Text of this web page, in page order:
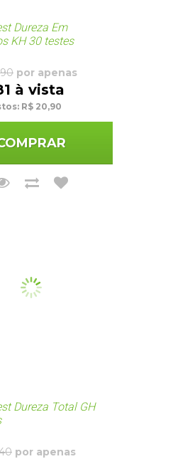
Dureza Em
KH 30 testes
por apenas
à vista
R$ 20,90
Dureza Total GH
por apenas